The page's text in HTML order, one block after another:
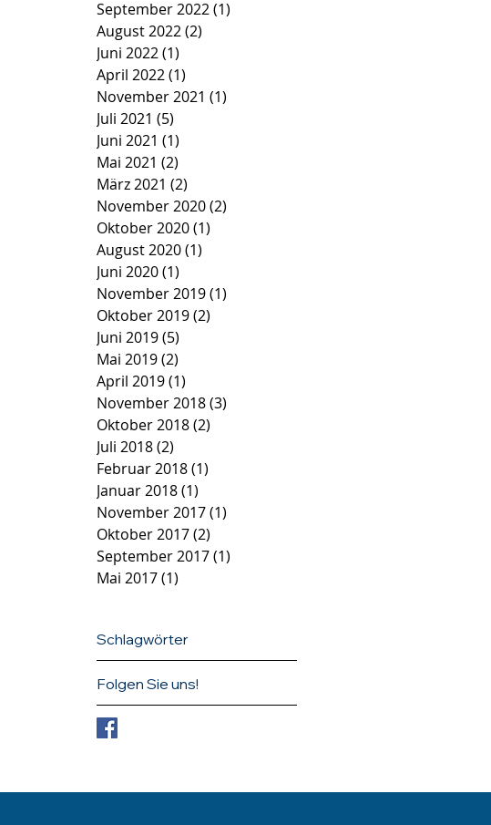
September 2022(1)
August 2022(2)
Juni 2022(1)
April 2022(1)
November 2021 (1)
Juli 2021 (5)
Juni 2021 (1)
Mai 2021 (2)
März 2021 (2)
November 2020(2)
Oktober 2020(1)
August 2020(1)
Juni 2020(1)
November 2019(1)
Oktober 2019(2)
Juni 2019(5)
Mai 2019(2)
April 2019(1)
November 2018(3)
Oktober 2018(2)
Juli 2018(2)
Februar 2018(1)
Januar 2018(1)
November 2017(1)
Oktober 2017(2)
September 2017(1)
Mai 2017(1)
Schlagwörter
Folgen Sie uns!